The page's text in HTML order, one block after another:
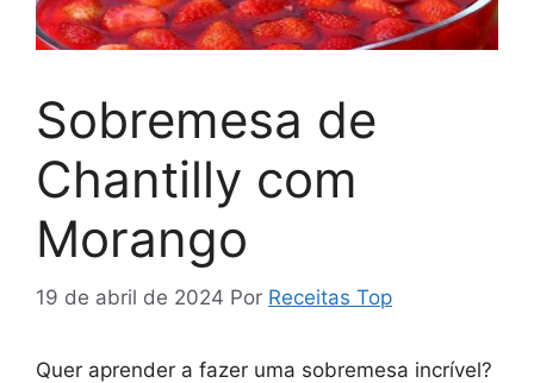
Sobremesa de
Chantilly com
Morango
19 de abril de 2024 Por Receitas Top
Quer aprender a fazer uma sobremesa incrível?